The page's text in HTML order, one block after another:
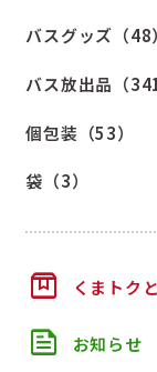
バスグッズ（48）
バス放出品（341
個包装（53）
袋（3）
box くまトク
feed お知らせ